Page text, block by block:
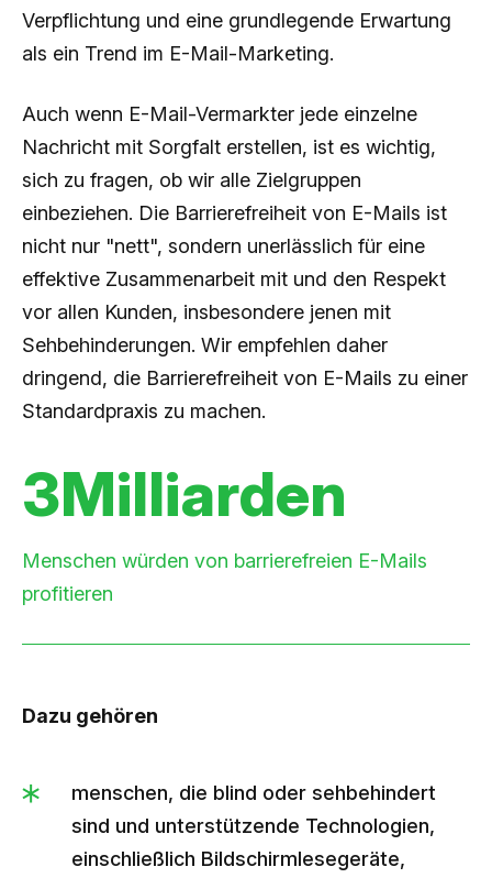
Verpflichtung und eine grundlegende Erwartung
als ein Trend im E-Mail-Marketing.
Auch wenn E-Mail-Vermarkter jede einzelne
Nachricht mit Sorgfalt erstellen, ist es wichtig,
sich zu fragen, ob wir alle Zielgruppen
einbeziehen. Die Barrierefreiheit von E-Mails ist
nicht nur "nett", sondern unerlässlich für eine
effektive Zusammenarbeit mit und den Respekt
vor allen Kunden, insbesondere jenen mit
Sehbehinderungen. Wir empfehlen daher
dringend, die Barrierefreiheit von E-Mails zu einer
Standardpraxis zu machen.
3Milliarden
Menschen würden von barrierefreien E-Mails
profitieren
Dazu gehören
menschen, die blind oder sehbehindert
sind und unterstützende Technologien,
einschließlich Bildschirmlesegeräte,